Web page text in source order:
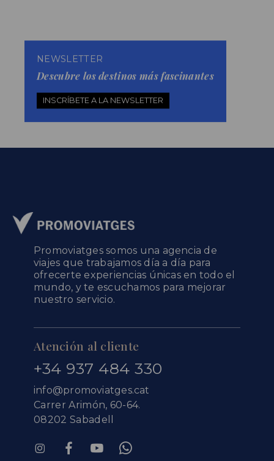
NEWSLETTER
Descubre los destinos más fascinantes
INSCRÍBETE A LA NEWSLETTER
Promoviatges somos una agencia de
viajes que trabajamos día a día para
ofrecerte experiencias únicas en todo el
mundo, y te escuchamos para mejorar
nuestro servicio.
Atención al cliente
+34 937 484 330
info@promoviatges.cat
Carrer Arimón, 60-64.
08202 Sabadell